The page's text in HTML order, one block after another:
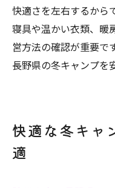
快適さを左右するから
寝具や温かい衣類、暖
営方法の確認が重要で
長野県の冬キャンプを
快適な冬キャ
適